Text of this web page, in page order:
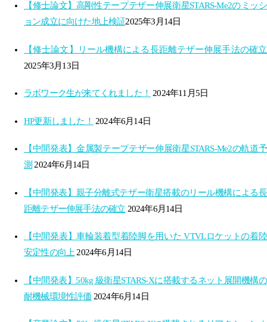
【修士論文】高剛性テープテザー伸展衛星STARS-Me2の​ミッシ
ョン成立に向けた地上検証​2025年3月14日
【修士論文】リール機構による長距離テザー伸展手法の確立​
2025年3月13日
ラボワーク生が来てくれました！ 2024年11月5日
HP更新しました！ 2024年6月14日
【中間発表】金属製テープテザー伸展衛星STARS-Me2の軌道予
測 2024年6月14日
【中間発表】親子分離式テザー衛星搭載のリール機構による長
距離テザー伸展手法の確立 2024年6月14日
【中間発表】車輪装着型着陸脚を用いた VTVLロケットの着陸
安定性の向上 2024年6月14日
【中間発表】50kg 級衛星STARS-Xに搭載するネット展開機構の
耐機械環境性評価 2024年6月14日